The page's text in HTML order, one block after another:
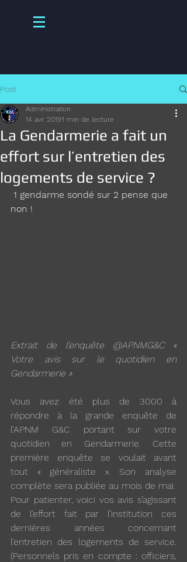
Post
La Gendarmerie a fait un
effort sur l’entretien des
logements de service ?
Administration
14 avr. 20191 min de lecture
non !
Extrait de l’enquête @APNMG&C «
Votre avis sur le quotidien en
Gendarmerie »
Vous avez été plus de 3000 à
répondre à la grande enquête de
l’APNM G&C portant sur votre
quotidien en Gendarmerie. Cette
première enquête se voulait avant
tout « généraliste ». Son analyse
complète sera publiée au mois de mai.
Pour patienter, voici vos avis s’agissant
de l’effort fait par l’institution ces
dernières années concernant
l’entretien des logements de service.
(Personnels pris en compte : officiers,